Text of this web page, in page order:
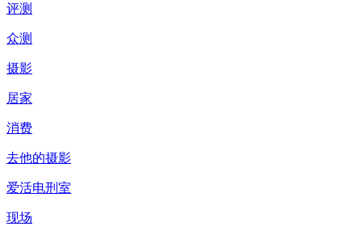
评测
众测
摄影
居家
消费
去他的摄影
爱活电刑室
现场